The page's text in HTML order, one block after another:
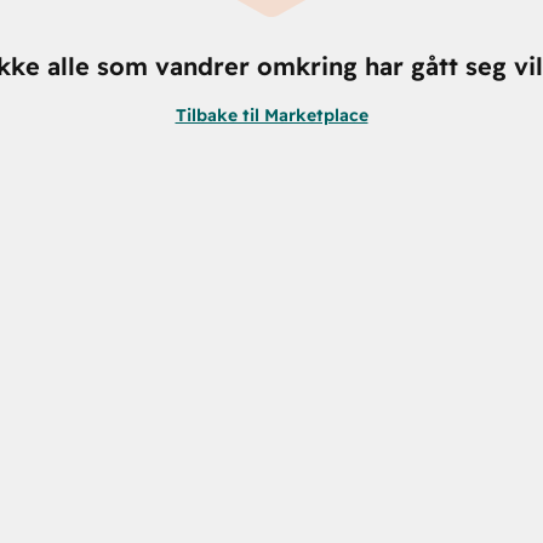
alle som vandrer omkring har gått seg
Tilbake til Marketplace